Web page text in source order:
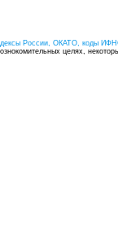
России, ОКАТО, коды
целях,